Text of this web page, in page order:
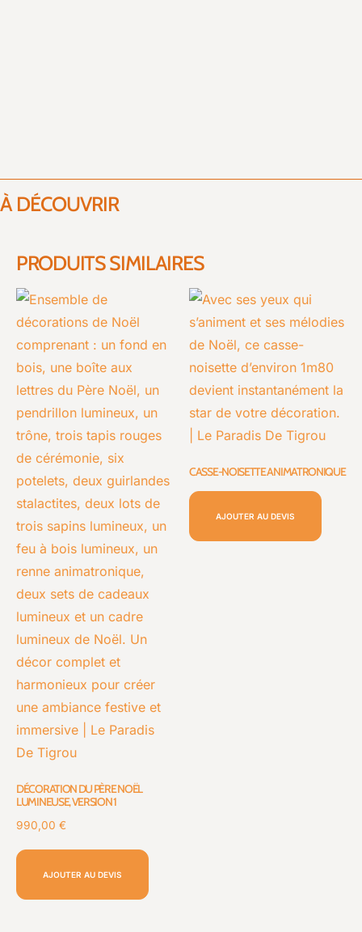
À DÉCOUVRIR
PRODUITS SIMILAIRES
DÉCORATION DU PÈRE NOËL
LUMINEUSE, VERSION 1
990,00 €
AJOUTER AU DEVIS
CASSE-NOISETTE ANIMATRONIQUE
AJOUTER AU DEVIS